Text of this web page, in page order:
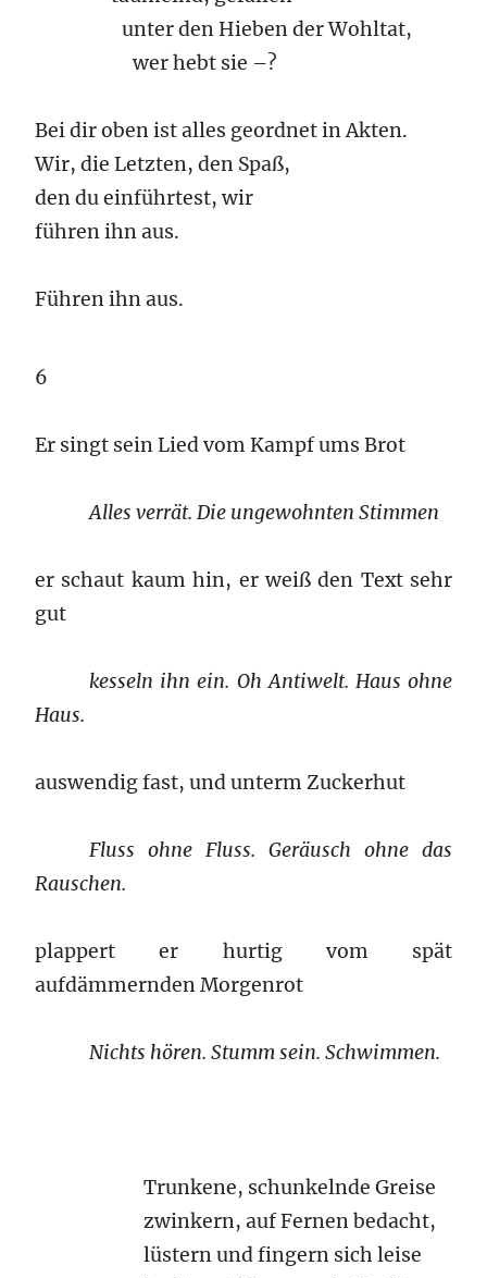
unter den Hieben der Wohltat,
wer hebt sie –?
Bei dir oben ist alles geordnet in Akten.
Wir, die Letzten, den Spaß,
den du einführtest, wir
führen ihn aus.
Führen ihn aus.
6
Er singt sein Lied vom Kampf ums Brot
Alles verrät. Die ungewohnten Stimmen
er schaut kaum hin, er weiß den Text sehr
gut
kesseln ihn ein. Oh Antiwelt. Haus ohne
Haus.
auswendig fast, und unterm Zuckerhut
Fluss ohne Fluss. Geräusch ohne das
Rauschen.
plappert er hurtig vom spät
aufdämmernden Morgenrot
Nichts hören. Stumm sein. Schwimmen.
Trunkene, schunkelnde Greise
zwinkern, auf Fernen bedacht,
lüstern und fingern sich leise